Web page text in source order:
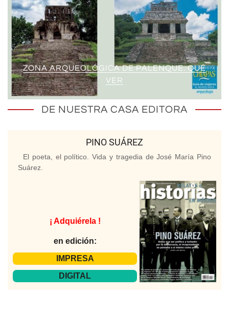
ZONA ARQUEOLÓGICA DE PALENQUE. QUÉ
VER
DE NUESTRA CASA EDITORA
PINO SUÁREZ
El poeta, el político. Vida y tragedia de José María Pino
Suárez.
¡ Adquiérela !
en edición:
IMPRESA
DIGITAL